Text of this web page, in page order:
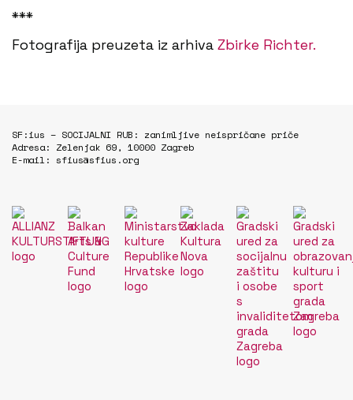
***
Fotografija preuzeta iz arhiva Zbirke Richter.
SF:ius – SOCIJALNI RUB: zanimljive neispričane priče
Adresa: Zelenjak 69, 10000 Zagreb
E-mail: sfius@sfius.org